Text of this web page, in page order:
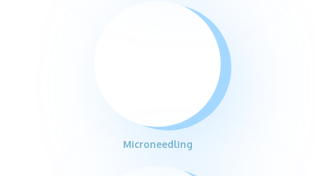
Microneedling